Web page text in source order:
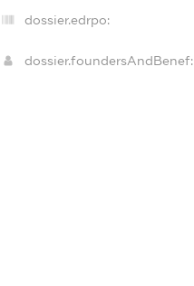
dossier.edrpo:
dossier.foundersAndBenef: